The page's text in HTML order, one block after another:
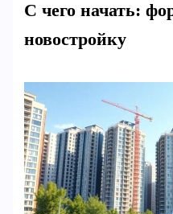
С чего начать:
новостройку